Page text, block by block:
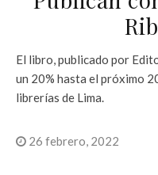
El libro, publicado por
un 20% hasta el próximo
librerías de Lima.
26 febrero, 2022